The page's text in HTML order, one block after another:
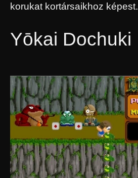
korukat kortársaikhoz képest.
Yōkai Dochuki